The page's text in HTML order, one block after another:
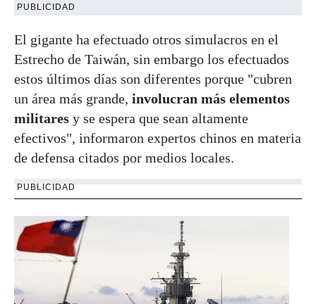
PUBLICIDAD
El gigante ha efectuado otros simulacros en el
Estrecho de Taiwán, sin embargo los efectuados
estos últimos días son diferentes porque "cubren
un área más grande, involucran más elementos
militares y se espera que sean altamente
efectivos", informaron expertos chinos en materia
de defensa citados por medios locales.
PUBLICIDAD